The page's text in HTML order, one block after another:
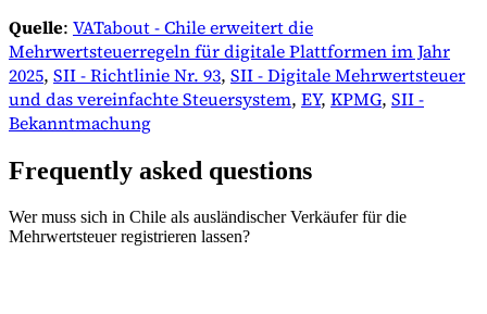
Quelle: VATabout - Chile erweitert die
Mehrwertsteuerregeln für digitale Plattformen im Jahr
2025, SII - Richtlinie Nr. 93, SII - Digitale Mehrwertsteuer
und das vereinfachte Steuersystem, EY, KPMG, SII -
Bekanntmachung
Frequently asked questions
Wer muss sich in Chile als ausländischer Verkäufer für die
Mehrwertsteuer registrieren lassen?